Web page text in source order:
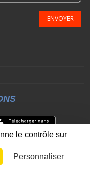
ENVOYER
CONNEXION
le contrôle sur
Personnaliser